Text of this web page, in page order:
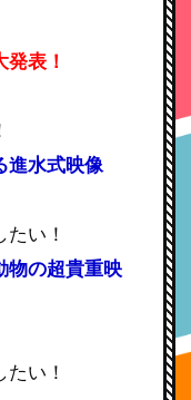
表！
進水式映像
い！
物の超貴重映
い！